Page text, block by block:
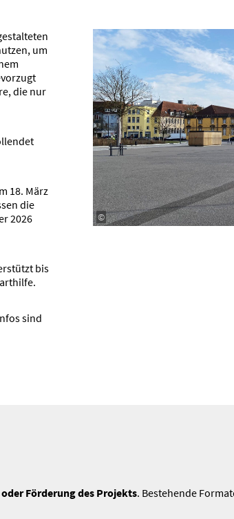
um
die nur
18. März
die
2026
bis
sind
©
Förderung des Projekts. Bestehende